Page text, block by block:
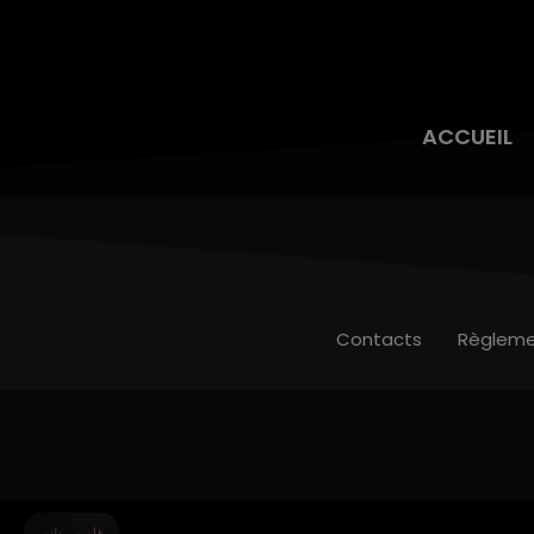
ACCUEIL
Contacts